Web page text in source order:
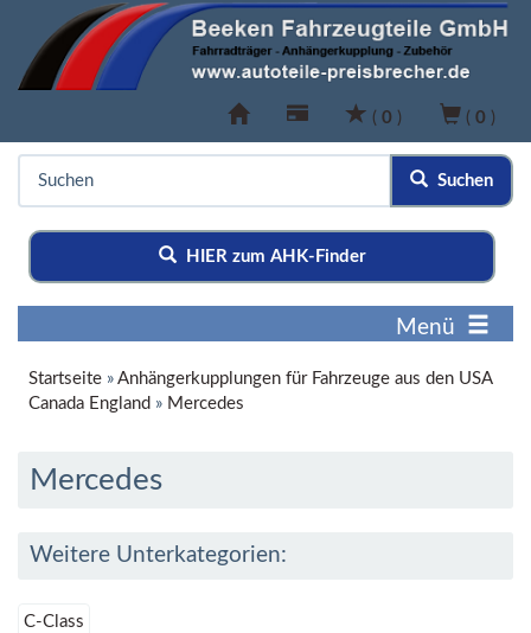
( 0 ) ( 0 )
Suchen
HIER zum AHK-Finder
Menü
Startseite » Anhängerkupplungen für Fahrzeuge aus den USA
Canada England » Mercedes
Mercedes
Weitere Unterkategorien:
C-Class